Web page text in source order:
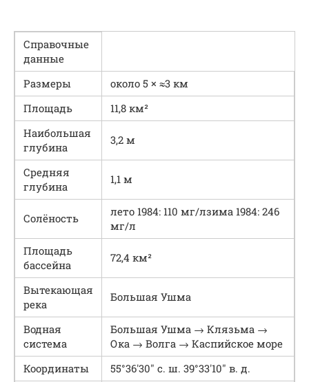
Справочные
данные
Размеры
около 5 × ≈3 км
Площадь
11,8 км²
Наибольшая
глубина
3,2 м
Средняя
глубина
1,1 м
Солёность
лето 1984: 110 мг/лзима 1984: 246
мг/л
Площадь
бассейна
72,4 км²
Вытекающая
река
Большая Ушма
Водная
система
Большая Ушма → Клязьма →
Ока → Волга → Каспийское море
Координаты
55°36′30″ с. ш. 39°33′10″ в. д.